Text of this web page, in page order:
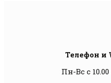
Телефон и
Пн-Вс с